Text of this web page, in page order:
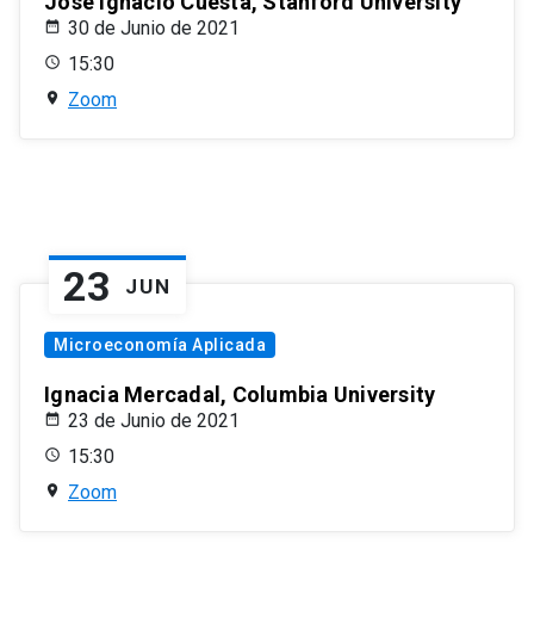
30 de Junio de 2021
15:30
Zoom
23 JUN
Microeconomía Aplicada
Ignacia Mercadal, Columbia University
23 de Junio de 2021
15:30
Zoom